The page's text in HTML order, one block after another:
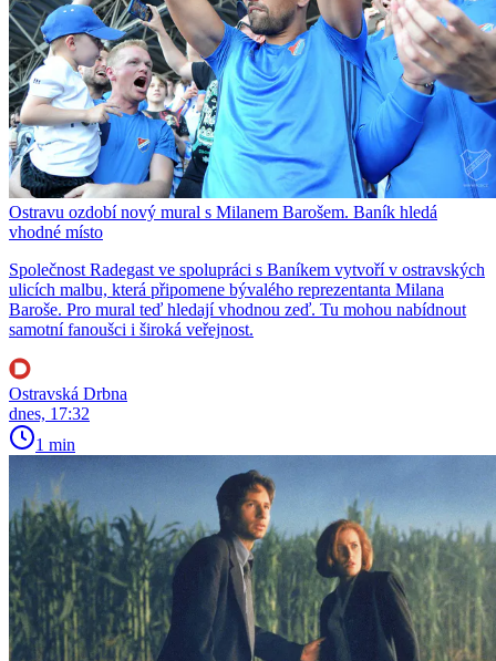
Ostravu ozdobí nový mural s Milanem Barošem. Baník hledá
vhodné místo
Společnost Radegast ve spolupráci s Baníkem vytvoří v ostravských
ulicích malbu, která připomene bývalého reprezentanta Milana
Baroše. Pro mural teď hledají vhodnou zeď. Tu mohou nabídnout
samotní fanoušci i široká veřejnost.
Ostravská Drbna
dnes, 17:32
1 min